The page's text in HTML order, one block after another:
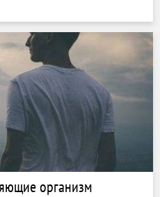
организм